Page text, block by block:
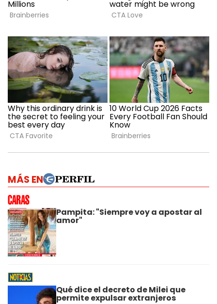
MÁS EN
Pampita: "Siempre voy a apostar al
amor"
Qué dice el decreto de Milei que
permite expulsar extranjeros